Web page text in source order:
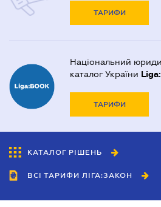
ТАРИФИ
Національний
каталог України
ТАРИФИ
КАТАЛОГ РІШЕНЬ
ВСІ ТАРИФИ ЛІГА:ЗАКОН